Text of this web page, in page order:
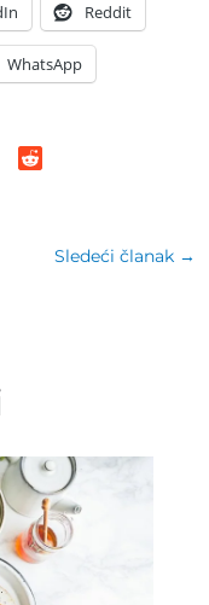
Reddit
WhatsApp
Sledeći članak →